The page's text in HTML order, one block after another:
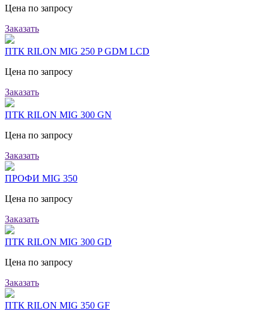
Цена по запросу
Заказать
ПТК RILON MIG 250 P GDM LCD
Цена по запросу
Заказать
ПТК RILON MIG 300 GN
Цена по запросу
Заказать
ПРОФИ MIG 350
Цена по запросу
Заказать
ПТК RILON MIG 300 GD
Цена по запросу
Заказать
ПТК RILON MIG 350 GF